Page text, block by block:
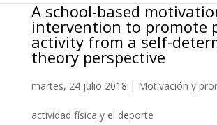
A school-based
intervention to promote
activity from a self-
theory perspective
martes, 24 julio 2018 | Motivación y
actividad física y el deporte